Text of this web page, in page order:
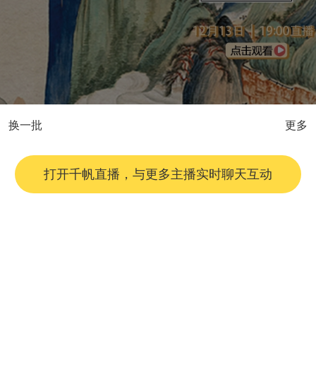
换一批 更多
打开千帆直播，与更多主播实时聊天互动